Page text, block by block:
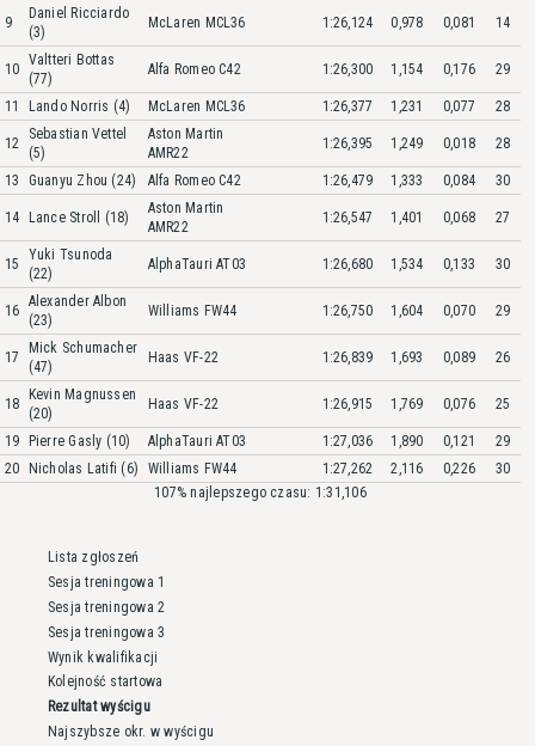
9
Daniel Ricciardo
(3)
McLaren MCL36 1:26,124 0,978 0,081 14
10
Valtteri Bottas
(77)
Alfa Romeo C42 1:26,300 1,154 0,176 29
11 Lando Norris (4) McLaren MCL36 1:26,377 1,231 0,077 28
12
Sebastian Vettel
(5)
Aston Martin
AMR22
1:26,395 1,249 0,018 28
13 Guanyu Zhou (24) Alfa Romeo C42 1:26,479 1,333 0,084 30
14 Lance Stroll (18)
Aston Martin
AMR22
1:26,547 1,401 0,068 27
15
Yuki Tsunoda
(22)
AlphaTauri AT03 1:26,680 1,534 0,133 30
16
Alexander Albon
(23)
Williams FW44 1:26,750 1,604 0,070 29
17
Mick Schumacher
(47)
Haas VF-22 1:26,839 1,693 0,089 26
18
Kevin Magnussen
(20)
Haas VF-22 1:26,915 1,769 0,076 25
19 Pierre Gasly (10) AlphaTauri AT03 1:27,036 1,890 0,121
29
20
Nicholas Latifi (6) Williams FW44 1:27,262 2,116 0,226
30
107% najlepszego czasu: 1:31,106
Lista zgłoszeń
Sesja treningowa 1
Sesja treningowa 2
Sesja treningowa 3
Wynik kwalifikacji
Kolejność startowa
Rezultat wyścigu
Najszybsze okr. w wyścigu